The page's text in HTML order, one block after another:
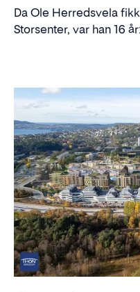
Da Ole Herredsvela
Storsenter, var han 16